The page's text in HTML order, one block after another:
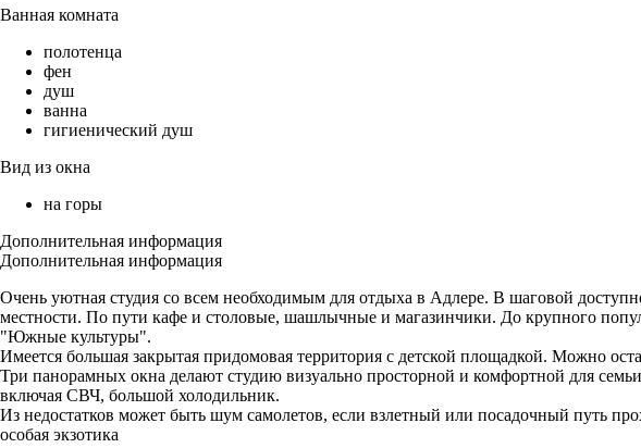
Ванная комната
полотенца
фен
душ
ванна
гигиенический душ
Вид из окна
на горы
Дополнительная информация
Дополнительная информация
Очень уютная студия со всем необходимым для отдыха в Адлере. В шаговой
местности. По пути кафе и столовые, шашлычные и магазинчики. До крупного
"Южные культуры".
Имеется большая закрытая придомовая территория с детской площадкой. Можно
Три панорамных окна делают студию визуально просторной и комфортной для
включая СВЧ, большой холодильник.
Из недостатков может быть шум самолетов, если взлетный или посадочный путь
особая экзотика